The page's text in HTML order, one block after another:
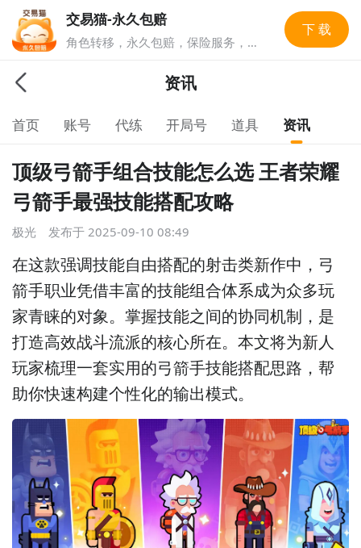
交易猫-永久包赔
角色转移，永久包赔，保险服务，实
就上交易猫，1亿玩家选择的游戏交
下 载
资讯
首页 账号 代练 开局号 道具 资讯
顶级弓箭手组合技能怎么选 王者荣耀
弓箭手最强技能搭配攻略
极光 发布于 2025-09-10 08:49
在这款强调技能自由搭配的射击类新作中，弓
箭手职业凭借丰富的技能组合体系成为众多玩
家青睐的对象。掌握技能之间的协同机制，是
打造高效战斗流派的核心所在。本文将为新人
玩家梳理一套实用的弓箭手技能搭配思路，帮
助你快速构建个性化的输出模式。